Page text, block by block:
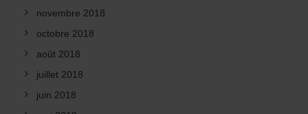
novembre 2018
octobre 2018
août 2018
juillet 2018
juin 2018